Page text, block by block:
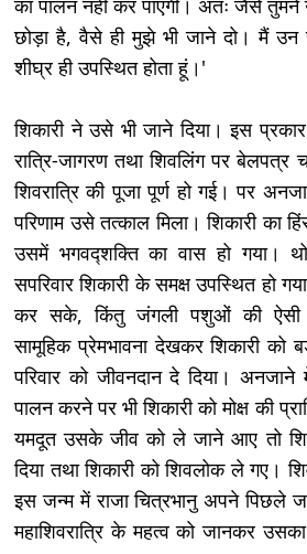
का पालन नहीं कर पाएंगी। अतः जैसे तुमने
छोड़ा है, वैसे ही मुझे भी जाने दो। मैं उन
शीघ्र ही उपस्थित होता हूं।'
शिकारी ने उसे भी जाने दिया। इस
रात्रि-जागरण तथा शिवलिंग पर
शिवरात्रि की पूजा पूर्ण हो गई। पर
परिणाम उसे तत्काल मिला। शिकारी का
उसमें भगवद्शक्ति का वास हो गया।
सपरिवार शिकारी के समक्ष उपस्थित हो
कर सके, किंतु जंगली पशुओं की ऐसी
सामूहिक प्रेमभावना देखकर शिकारी को
परिवार को जीवनदान दे दिया।
पालन करने पर भी शिकारी को मोक्ष की
यमदूत उसके जीव को ले जाने आए तो
दिया तथा शिकारी को शिवलोक ले गए।
इस जन्म में राजा चित्रभानु अपने पिछले
महाशिवरात्रि के महत्व को जानकर